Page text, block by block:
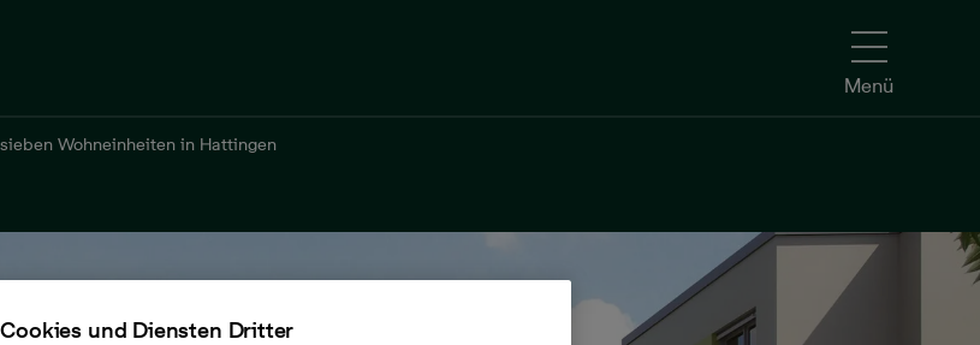
Menü
Wohneinheiten in Hattingen
und Diensten Dritter